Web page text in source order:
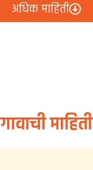
अधिक माहिती
गावाची माहिती